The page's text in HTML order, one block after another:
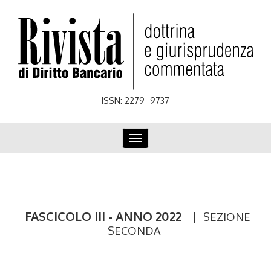
ISSN: 2279–9737
Toggle
navigation
FASCICOLO III - ANNO 2022 |
SEZIONE
SECONDA